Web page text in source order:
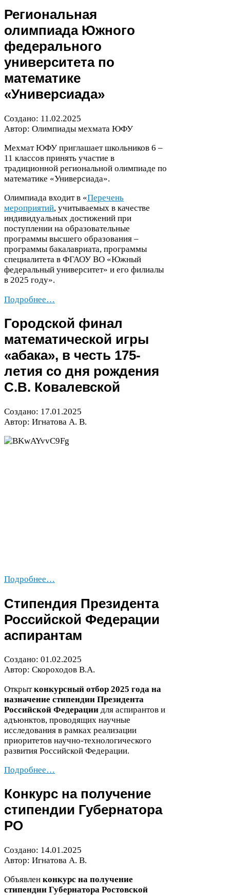
Региональная
олимпиада Южного
федерального
университета по
математике
«Универсиада»
Создано: 11 .02.2025
Автор: Олимпиады мехмата ЮФУ
МехматЮФУ приглашает школьников 6 –
11 классов принять участие в
традиционной региональной олимпиаде по
математике «Универсиада».
Олимпиада входит в «Перечень
мероприятий, учитываемых в качестве
индивидуальных достижений при
поступлении на образовательные
программы высшего образования –
программы бакалавриата, программы
специалитета в ФГАОУ ВО «Южный
федеральный университет» и его филиалы
в 2025 году».
Подробнее…
Городской финал
математической игры
«абака», в честь 175-​
летия со дня рождения
С.В. Ковалевской
Создано: 17.01 .2025
Автор: Игнатова А. В.
Подробнее…
Стипендия Президента
Российской Федерации
аспирантам
Создано: 01.02.2025
Автор: Скороходов В.А.
Открытконкурсный отбор 2025 года на
назначение стипендии Президента
Российской Федерации для аспирантов и
адъюнктов, проводящих научные
исследования в рамках реализации
приоритетов научно-​технологического
развития Российской Федерации.
Подробнее…
Конкурс на получение
стипендии Губернатора
РО
Создано: 14.01.2025
Автор: Игнатова А. В.
Объявлен конкурс на получение
стипендии Губернатора Ростовской